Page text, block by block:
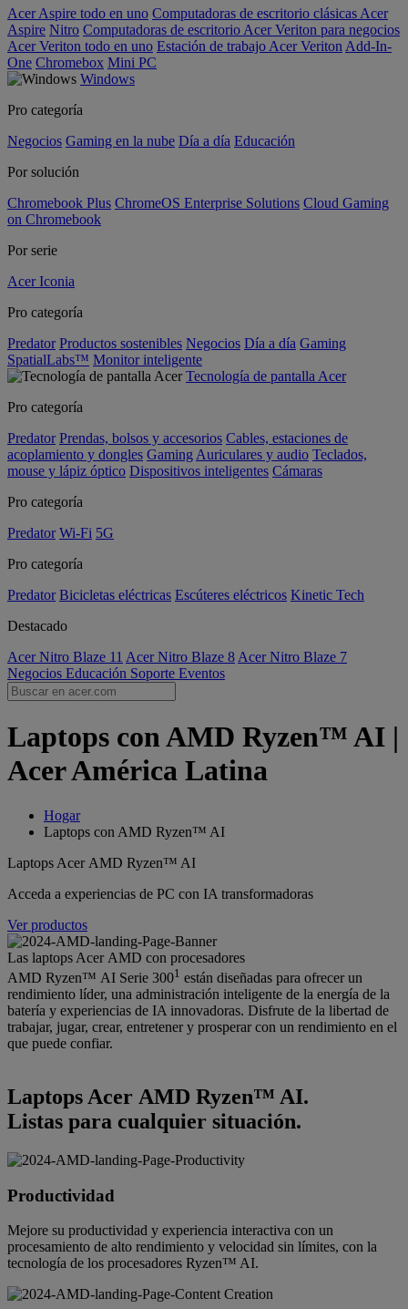
Acer Aspire todo en uno Computadoras de escritorio clásicas Acer
Aspire Nitro Computadoras de escritorio Acer Veriton para negocios
Acer Veriton todo en uno Estación de trabajo Acer Veriton Add-In-
One Chromebox Mini PC
Windows
Pro categoría
Negocios Gaming en la nube Día a día Educación
Por solución
Chromebook Plus ChromeOS Enterprise Solutions Cloud Gaming
on Chromebook
Por serie
Acer Iconia
Pro categoría
Predator Productos sostenibles Negocios Día a día Gaming
SpatialLabs™ Monitor inteligente
Tecnología de pantalla Acer
Pro categoría
Predator Prendas, bolsos y accesorios Cables, estaciones de
acoplamiento y dongles Gaming Auriculares y audio Teclados,
mouse y lápiz óptico Dispositivos inteligentes Cámaras
Pro categoría
Predator Wi-Fi 5G
Pro categoría
Predator Bicicletas eléctricas Escúteres eléctricos Kinetic Tech
Destacado
Acer Nitro Blaze 11 Acer Nitro Blaze 8 Acer Nitro Blaze 7
Negocios Educación Soporte Eventos
Laptops con AMD Ryzen™ AI |
Acer América Latina
Hogar
Laptops con AMD Ryzen™ AI
Laptops Acer AMD Ryzen™ AI
Acceda a experiencias de PC con IA transformadoras
Ver productos
Las laptops Acer AMD con procesadores
AMD Ryzen™ AI Serie 3001 están diseñadas para ofrecer un
rendimiento líder, una administración inteligente de la energía de la
batería y experiencias de IA innovadoras. Disfrute de la libertad de
trabajar, jugar, crear, entretener y prosperar con un rendimiento en el
que puede confiar.
Laptops Acer AMD Ryzen™ AI.
Listas para cualquier situación.
Productividad
Mejore su productividad y experiencia interactiva con un
procesamiento de alto rendimiento y velocidad sin límites, con la
tecnología de los procesadores Ryzen™ AI.